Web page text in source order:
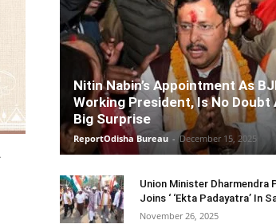
Nitin Nabin’s Appointment As
Working President, Is No Doubt
Big Surprise
ReportOdisha Bureau - December 15, 2025
Union Minister Dharmendra
Joins ‘ ‘Ekta Padayatra’ In
November 26, 2025